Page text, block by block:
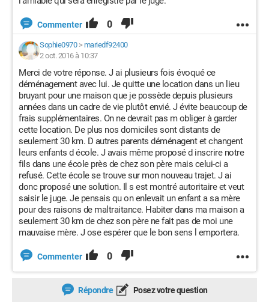
Commenter 0
Sophie0970> mariedf92400
2 oct. 2016 à 10:37
Merci de votre réponse. J ai plusieurs fois évoqué ce
déménagement avec lui. Je quitte une location dans un lieu
bruyant pour une maison que je possède depuis plusieurs
années dans un cadre de vie plutôt envié. J évite beaucoup de
frais supplémentaires. On ne devrait pas m obliger à garder
cette location. De plus nos domiciles sont distants de
seulement 30 km. D autres parents déménagent et changent
leurs enfants d école. J avais même proposé d inscrire notre
fils dans une école près de chez son père mais celui-ci a
refusé. Cette école se trouve sur mon nouveau trajet. J ai
donc proposé une solution. Il s est montré autoritaire et veut
saisir le juge. Je pensais qu on enlevait un enfant a sa mère
pour des raisons de maltraitance. Habiter dans ma maison a
seulement 30 km de chez son père ne fait pas de moi une
mauvaise mère. J ose espérer que le bon sens l emportera.
Commenter 0
Répondre Posez votre question